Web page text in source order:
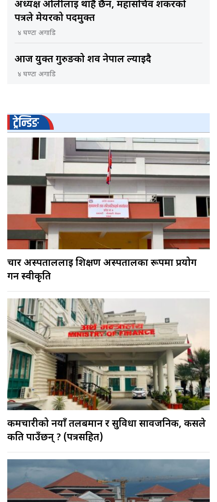
अध्यक्ष ओलीलाई थाहै छैन, महासचिव शंकरको
पत्रले मेयरको पदमुक्त
४ घण्टा अगाडि
आज युक्त गुरुङको शव नेपाल ल्याइदै
४ घण्टा अगाडि
ट्रेन्डिङ
चार अस्पताललाई शिक्षण अस्पतालका रूपमा प्रयोग
गर्न स्वीकृति
कर्मचारीको नयाँ तलबमान र सुविधा सार्वजनिक, कसले
कति पाउँछन् ? (पत्रसहित)